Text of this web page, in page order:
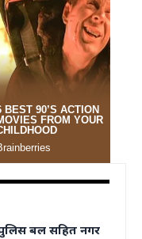
पुलिस बल सहित नगर